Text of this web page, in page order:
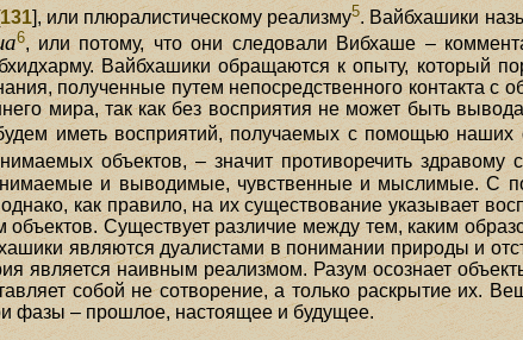
131], или плюралистическому реализму5. Вайбхашики
6, или потому, что они следовали Вибхаше –
Вайбхашики обращаются к опыту, который
полученные путем непосредственного контакта с
мира, так как без восприятия не может быть
иметь восприятий, получаемых с помощью наших
объектов, – значит противоречить здравому
и выводимые, чувственные и мыслимые. С
как правило, на их существование указывает
Существует различие между тем, каким
являются дуалистами в понимании природы и
является наивным реализмом. Разум осознает
собой не сотворение, а только раскрытие их.
фазы – прошлое, настоящее и будущее.